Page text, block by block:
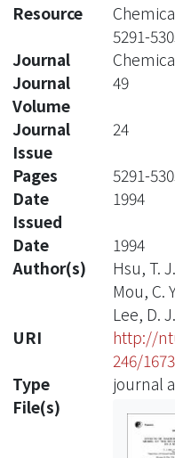
Resource
5291-
Journal
Journal
Volume
49
Journal
Issue
24
Pages
5291-
Date
Issued
1994
Date
1994
Author(s)
Hsu, T. J.
Mou, C.
Lee, D. J.
URI
http://
246/
Type
journal
File(s)